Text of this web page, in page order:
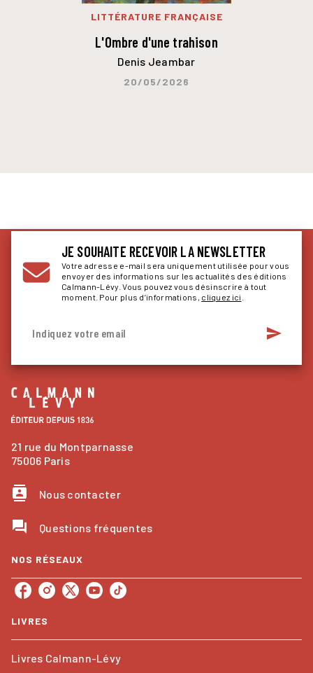
LITTÉRATURE FRANÇAISE
L'Ombre d'une trahison
Denis Jeambar
20/05/2026
JE SOUHAITE RECEVOIR LA NEWSLETTER
Votre adresse e-mail sera uniquement utilisée pour vous
envoyer des informations sur les actualités des éditions
Calmann-Lévy. Vous pouvez vous désinscrire à tout
moment. Pour plus d’informations, cliquez ici
Indiquez votre email send
21 rue du Montparnasse
75006 Paris
contacts Nous contacter
question_answer Questions fréquentes
NOS RÉSEAUX
LIVRES
Livres Calmann-Lévy